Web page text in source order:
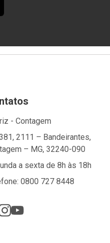
- Contagem
2111 – Bandeirantes,
– MG, 32240-090
a sexta de 8h às 18h
0800 727 8448